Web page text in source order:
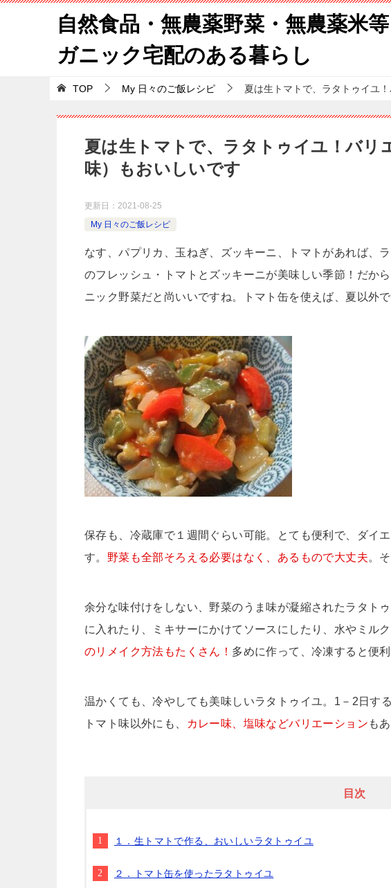
自然食品・無農薬野菜・無農薬米
ガニック宅配のある暮らし
TOP My 日々のご飯レシピ 夏は生トマトで、ラタトゥイユ
夏は生トマトで、ラタトゥイユ！バリ
味）もおいしいです
更新日： 2021-08-25
My 日々のご飯レシピ
なす、パプリカ、玉ねぎ、ズッキーニ、トマトがあれば、
のフレッシュ・トマトとズッキーニが美味しい季節！だから
ニック野菜だと尚いいですね。トマト缶を使えば、夏以外で
保存も、冷蔵庫で１週間ぐらい可能。とても便利で、ダイ
す。 野菜も全部そろえる必要はなく、あるもので大丈夫。
余分な味付けをしない、野菜のうま味が凝縮されたラタト
に入れたり、ミキサーにかけてソースにしたり、水やミル
のリメイク方法もたくさん！ 多めに作って、冷凍すると便利
温かくても、冷やしても美味しいラタトゥイユ。1－2日す
トマト味以外にも、
カレー味、塩味などバリエーション も
目次
１．生トマトで作る、おいしいラタトゥイユ
２．トマト缶を使ったラタトゥイユ